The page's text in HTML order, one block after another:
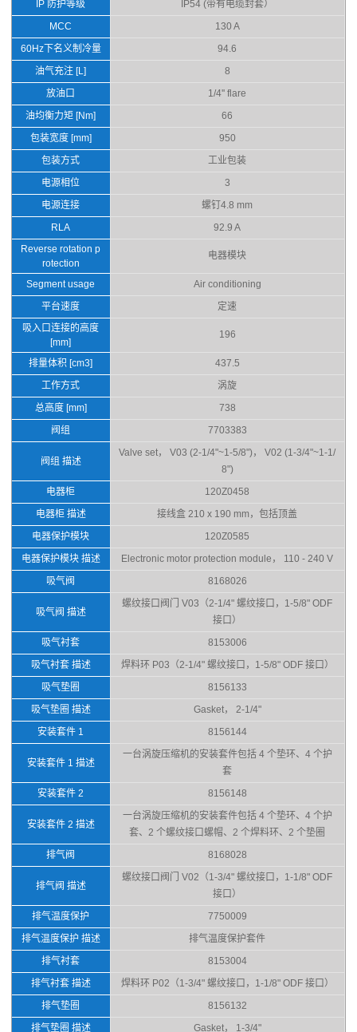
IP 防护等级
IP54 (带有电缆封套）
MCC
130 A
60Hz下名义制冷量
94.6
油气充注 [L]
8
放油口
1/4'' flare
油均衡力矩 [Nm]
66
包装宽度 [mm]
950
包装方式
工业包装
电源相位
3
电源连接
螺钉4.8 mm
RLA
92.9 A
Reverse rotation p
rotection
电器模块
Segment usage
Air conditioning
平台速度
定速
吸入口连接的高度
[mm]
196
排量体积 [cm3]
437.5
工作方式
涡旋
总高度 [mm]
738
阀组
7703383
阀组 描述
Valve set， V03 (2-1/4"~1-5/8")， V02 (1-3/4"~1-1/
8")
电器柜
120Z0458
电器柜 描述
接线盒 210 x 190 mm，包括顶盖
电器保护模块
120Z0585
电器保护模块 描述
Electronic motor protection module， 110 - 240 V
吸气阀
8168026
吸气阀 描述
螺纹接口阀门 V03（2-1/4" 螺纹接口，1-5/8" ODF
接口）
吸气衬套
8153006
吸气衬套 描述
焊料环 P03（2-1/4" 螺纹接口，1-5/8" ODF 接口）
吸气垫圈
8156133
吸气垫圈 描述
Gasket， 2-1/4"
安装套件 1
8156144
安装套件 1 描述
一台涡旋压缩机的安装套件包括 4 个垫环、4 个护
套
安装套件 2
8156148
安装套件 2 描述
一台涡旋压缩机的安装套件包括 4 个垫环、4 个护
套、2 个螺纹接口螺帽、2 个焊料环、2 个垫圈
排气阀
8168028
排气阀 描述
螺纹接口阀门 V02（1-3/4" 螺纹接口，1-1/8" ODF
接口）
排气温度保护
7750009
排气温度保护 描述
排气温度保护套件
排气衬套
8153004
排气衬套 描述
焊料环 P02（1-3/4" 螺纹接口，1-1/8" ODF 接口）
排气垫圈
8156132
排气垫圈 描述
Gasket， 1-3/4"